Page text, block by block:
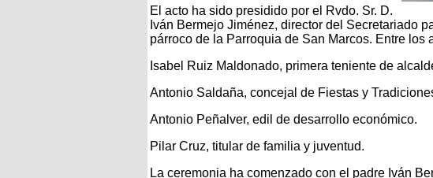
El acto ha sido presidido por el Rvdo. Sr. D.
Iván Bermejo Jiménez, director del Secretariado
párroco de la Parroquia de San Marcos. Entre los
Isabel Ruiz Maldonado, primera teniente de
Antonio Saldaña, concejal de Fiestas y
Antonio Peñalver, edil de desarrollo económico.
Pilar Cruz, titular de familia y juventud.
La ceremonia ha comenzado con el padre Iván